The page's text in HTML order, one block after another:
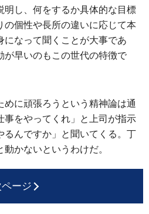
明し、何をするか具体的な目標
の個性や長所の違いに応じて本
になって聞くことが大事であ
が早いのもこの世代の特徴で
めに頑張ろうという精神論は通
事をやってくれ」と上司が指示
るんですか」と聞いてくる。丁
かないというわけだ。
ページ